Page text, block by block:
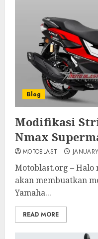
Blog
Modifikasi
Nmax
MOTOBLAST
Motoblast.org –
akan membuatkan
Yamaha...
READ MORE